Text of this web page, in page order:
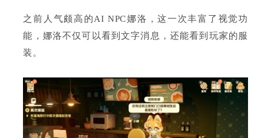
之前人气颇高的AI NPC娜洛，这一次丰富了视觉功
能，娜洛不仅可以看到文字消息，还能看到玩家的服
装。